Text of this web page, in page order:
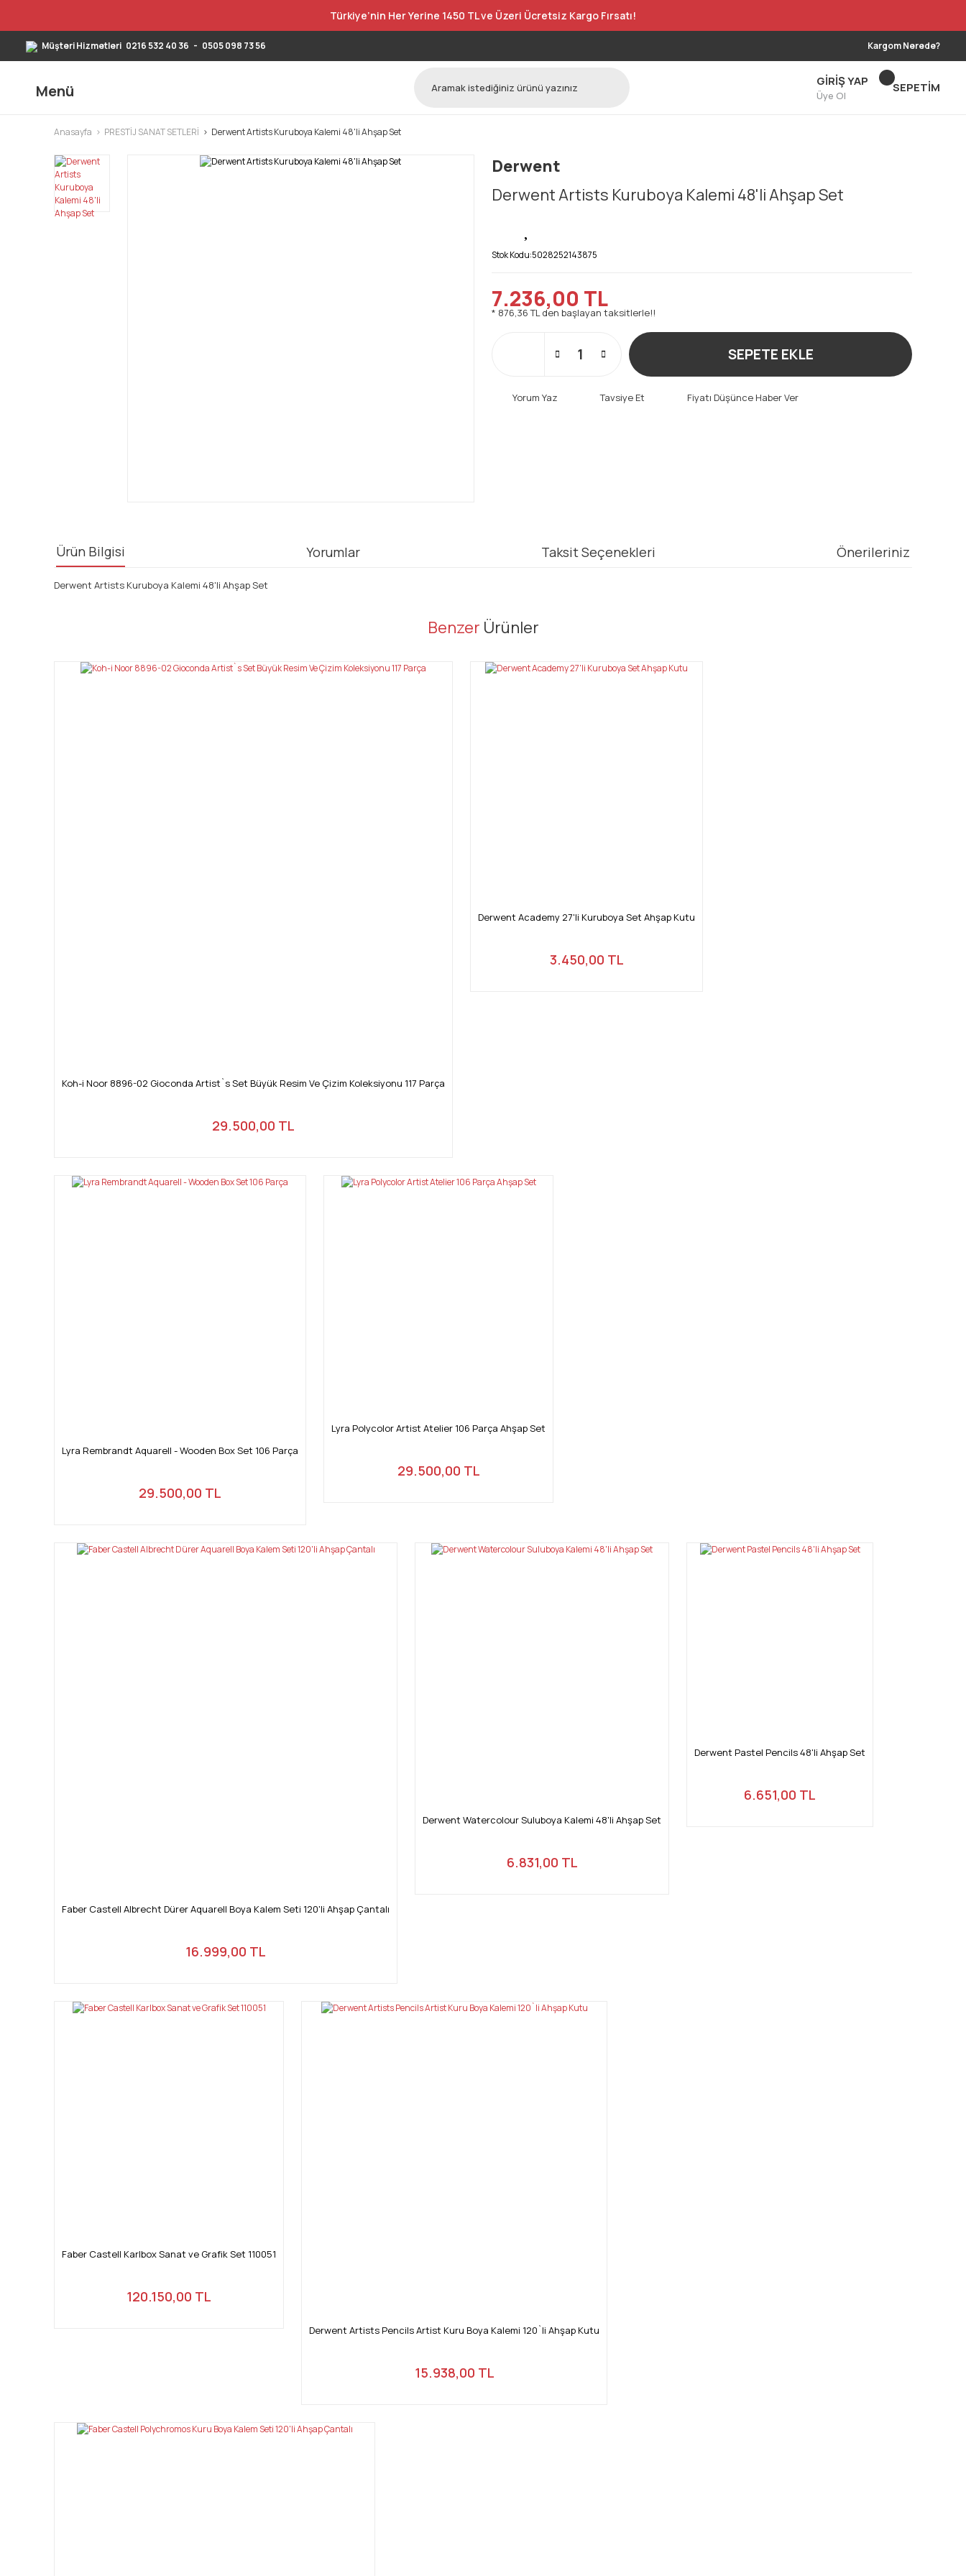
Türkiye’nin Her Yerine 1450 TL ve Üzeri Ücretsiz Kargo Fırsatı!
Müşteri Hizmetleri 0216 532 40 36 - 0505 098 73 56 Kargom Nerede?
Menü
GİRİŞ YAP
Üye Ol
SEPETİM
Anasayfa PRESTİJ SANAT SETLERİ Derwent Artists Kuruboya Kalemi 48'li Ahşap Set
Derwent
Derwent Artists Kuruboya Kalemi 48'li Ahşap Set
Stok Kodu:5028252143875
7.236,00 TL
* 876,36 TL den başlayan taksitlerle!!
SEPETE EKLE
Yorum Yaz Tavsiye Et Fiyatı Düşünce Haber Ver
Ürün Bilgisi Yorumlar Taksit Seçenekleri Önerileriniz
Derwent Artists Kuruboya Kalemi 48'li Ahşap Set
Bu ürünün fiyat bilgisi, resim, ürün açıklamalarında ve diğer konularda yetersiz gördüğünüz noktaları öneri formunu kullanarak tarafımıza iletebilirsiniz.
Ürün resmi kalitesiz, bozuk veya görüntülenemiyor.
Benzer Ürünler
Koh-i Noor 8896-02 Gioconda Artist`s Set Büyük Resim Ve Çizim Koleksiyonu 117 Parça
29.500,00 TL
Derwent Academy 27'li Kuruboya Set Ahşap Kutu
3.450,00 TL
Lyra Rembrandt Aquarell - Wooden Box Set 106 Parça
29.500,00 TL
Lyra Polycolor Artist Atelier 106 Parça Ahşap Set
29.500,00 TL
Faber Castell Albrecht Dürer Aquarell Boya Kalem Seti 120'li Ahşap Çantalı
16.999,00 TL
Derwent Watercolour Suluboya Kalemi 48'li Ahşap Set
6.831,00 TL
Derwent Pastel Pencils 48'li Ahşap Set
6.651,00 TL
Faber Castell Karlbox Sanat ve Grafik Set 110051
120.150,00 TL
Derwent Artists Pencils Artist Kuru Boya Kalemi 120`li Ahşap Kutu
15.938,00 TL